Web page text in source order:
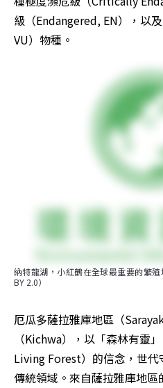
級（Endangered, EN），以
VU）物種。
納特龍湖，小紅鶴在全球最重要的繁殖
BY 2.0）
厄瓜多薩拉雅庫地區（
（Kichwa），以「森林有靈
Living Forest）的信念，世代
傳統領域。來自薩拉雅庫地